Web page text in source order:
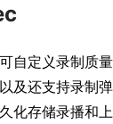
自定义录制质
及还支持录制
化存储录播和